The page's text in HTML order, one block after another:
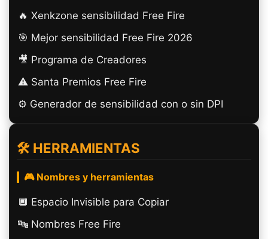
🔥 Xenkzone sensibilidad Free Fire
🎯 Mejor sensibilidad Free Fire 2026
🎥 Programa de Creadores
⚠️ Santa Premios Free Fire
⚙️ Generador de sensibilidad con o sin DPI
🛠️ HERRAMIENTAS
🎮 Nombres y herramientas
🔲️ Espacio Invisible para Copiar
🔤 Nombres Free Fire